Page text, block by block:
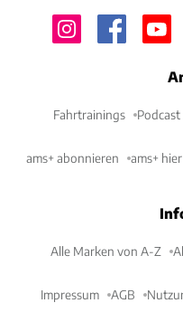
Fahrtrainings Podcast
ams+ abonnieren ams+
Alle Marken von A-Z
Impressum AGB